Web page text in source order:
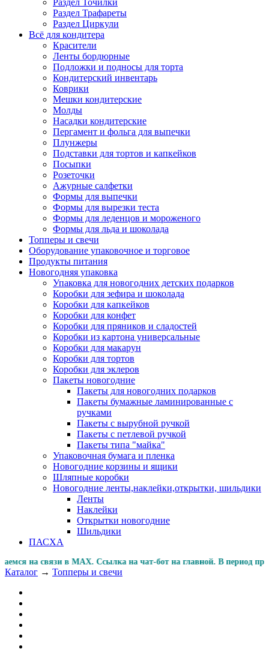
Раздел Точилки
Раздел Трафареты
Раздел Циркули
Всё для кондитера
Красители
Ленты бордюрные
Подложки и подносы для торта
Кондитерский инвентарь
Коврики
Мешки кондитерские
Молды
Насадки кондитерские
Пергамент и фольга для выпечки
Плунжеры
Подставки для тортов и капкейков
Посыпки
Розеточки
Ажурные салфетки
Формы для выпечки
Формы для вырезки теста
Формы для леденцов и мороженого
Формы для льда и шоколада
Топперы и свечи
Оборудование упаковочное и торговое
Продукты питания
Новогодняя упаковка
Упаковка для новогодних детских подарков
Коробки для зефира и шоколада
Коробки для капкейков
Коробки для конфет
Коробки для пряников и сладостей
Коробки из картона универсальные
Коробки для макарун
Коробки для тортов
Коробки для эклеров
Пакеты новогодние
Пакеты для новогодних подарков
Пакеты бумажные ламинированные с
ручками
Пакеты с вырубной ручкой
Пакеты с петлевой ручкой
Пакеты типа "майка"
Упаковочная бумага и пленка
Новогодние корзины и ящики
Шляпные коробки
Новогодние ленты,наклейки,открытки, шильдики
Ленты
Наклейки
Открытки новогодние
Шильдики
ПАСХА
на связи в MAX. Ссылка на чат-бот на главной. В
Каталог → Топперы и свечи